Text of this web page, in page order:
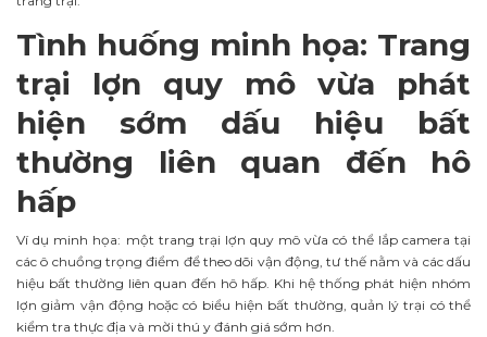
Tình huống minh họa: Trang
trại lợn quy mô vừa phát
hiện sớm dấu hiệu bất
thường liên quan đến hô
hấp
Ví dụ minh họa: một trang trại lợn quy mô vừa có thể lắp camera tại
các ô chuồng trọng điểm để theo dõi vận động, tư thế nằm và các dấu
hiệu bất thường liên quan đến hô hấp. Khi hệ thống phát hiện nhóm
lợn giảm vận động hoặc có biểu hiện bất thường, quản lý trại có thể
kiểm tra thực địa và mời thú y đánh giá sớm hơn.